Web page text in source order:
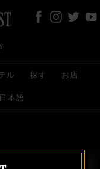
ル 探す お店
日本語
プライバシー